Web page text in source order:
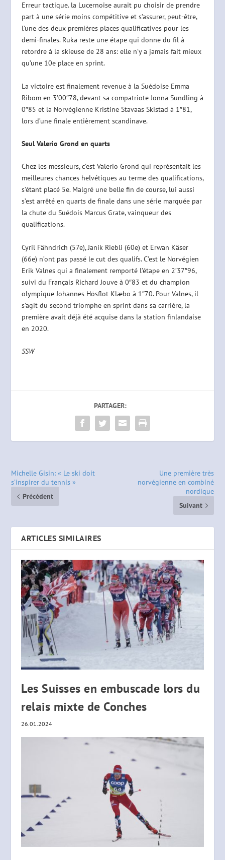
Erreur tactique. la Lucernoise aurait pu choisir de prendre
part à une série moins compétitive et s’assurer, peut-être,
l’une des deux premières places qualificatives pour les
demi-finales. Ruka reste une étape qui donne du fil à
retordre à la skieuse de 28 ans: elle n’y a jamais fait mieux
qu’une 10e place en sprint.
La victoire est finalement revenue à la Suédoise Emma
Ribom en 3’00″78, devant sa compatriote Jonna Sundling à
0″85 et la Norvégienne Kristine Stavaas Skistad à 1″81,
lors d’une finale entièrement scandinave.
Seul Valerio Grond en quarts
Chez les messieurs, c’est Valerio Grond qui représentait les
meilleures chances helvétiques au terme des qualifications,
s’étant placé 5e. Malgré une belle fin de course, lui aussi
s’est arrêté en quarts de finale dans une série marquée par
la chute du Suédois Marcus Grate, vainqueur des
qualifications.
Cyril Fähndrich (57e), Janik Riebli (60e) et Erwan Käser
(66e) n’ont pas passé le cut des qualifs. C’est le Norvégien
Erik Valnes qui a finalement remporté l’étape en 2’37″96,
suivi du Français Richard Jouve à 0″83 et du champion
olympique Johannes Hösflot Klæbo à 1″70. Pour Valnes, il
s’agit du second triomphe en sprint dans sa carrière, la
première avait déjà été acquise dans la station finlandaise
en 2020.
SSW
PARTAGER:
Michelle Gisin: « Le ski doit
s’inspirer du tennis »
Précédent
Une première très
norvégienne en combiné
nordique
Suivant
ARTICLES SIMILAIRES
Les Suisses en embuscade lors du
relais mixte de Conches
26.01.2024